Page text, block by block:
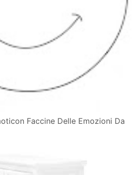
Faccine Delle Emozioni Da